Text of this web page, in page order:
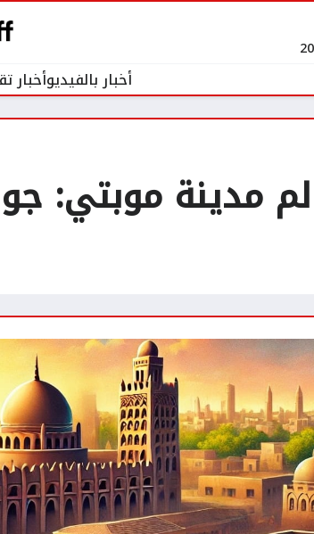
أخبار بالفيديوأخبار
مدينة موبتي: